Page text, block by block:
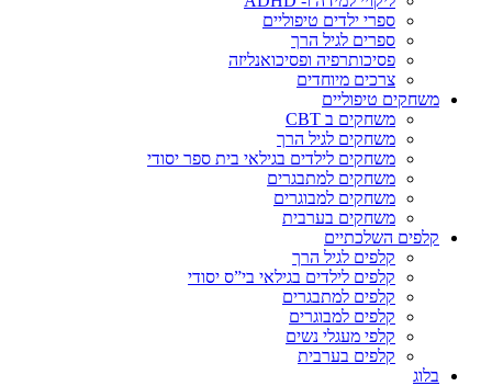
ספרי ילדים טיפוליים
ספרים לגיל הרך
פסיכותרפיה ופסיכואנליזה
צרכים מיוחדים
משחקים טיפוליים
משחקים ב CBT
משחקים לגיל הרך
משחקים לילדים בגילאי בית ספר יסודי
משחקים למתבגרים
משחקים למבוגרים
משחקים בערבית
קלפים השלכתיים
קלפים לגיל הרך
קלפים לילדים בגילאי בי”ס יסודי
קלפים למתבגרים
קלפים למבוגרים
קלפי מעגלי נשים
קלפים בערבית
בלוג